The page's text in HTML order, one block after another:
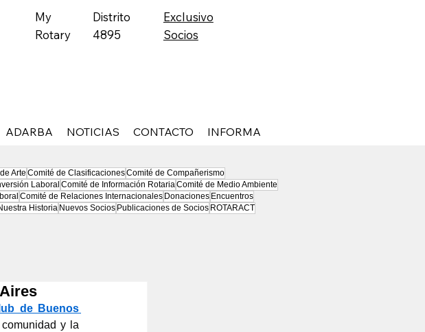
My
Rotary
Distrito
4895
Exclusivo
Socios
ADARBA NOTICIAS CONTACTO INFORMA
Arte Comité de ClasificacionesComité de Compañerismo
Laboral Comité de Información RotariaComité de Medio Ambiente
Comité de Relaciones Internacionales Donaciones Encuentros
Historia Nuevos Socios Publicaciones de Socios ROTARACT
de Buenos
y la